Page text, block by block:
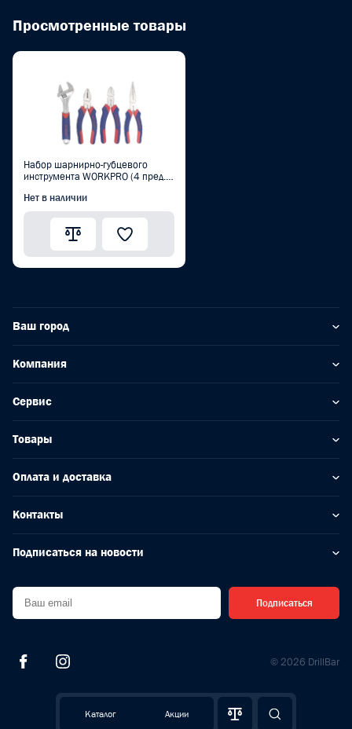
Каталог Акции
Просмотренные товары
Набор шарнирно-губцевого
инструмента WORKPRO (4 пред.)
Нет в наличии
Ваш город
Компания
Сервис
Товары
Оплата и доставка
Контакты
Подписаться на новости
Подписаться
© 2026 DrillBar